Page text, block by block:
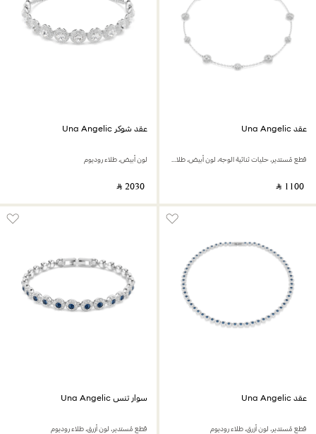
عقد Una Angelic
قطع مُستدير، حليات ثنائية الوجه، لون أبيض، طلاء روديوم
‎ ⃁ ⁦1100⁩ ‎
عقد شوكر Una Angelic
لون أبيض، طلاء روديوم
‎ ⃁ ⁦2030⁩ ‎
عقد Una Angelic
قطع مُستدير، لون أزرق، طلاء روديوم
سوار تنس Una Angelic
قطع مُستدير، لون أزرق، طلاء روديوم